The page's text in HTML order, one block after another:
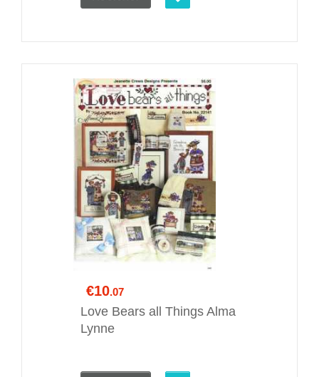
€10.07
Love Bears all Things Alma
Lynne